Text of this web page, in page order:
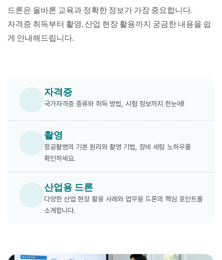
드론은 올바론 교육과 정확한 정보가 가장 중요합니다.
자격증 취득부터 활영, 산업 현장 활용까지 궁금한 내용을 쉽
게 안내해드립니다.
자격증
국가자격증 종류와 취득 방법, 시험 정보까지 한눈에!
촬영
항공촬영의 기본 원리와 촬영 기법, 장비 세팅 노하우를
확인하세요.
산업용 드론
다양한 산업 현장 활용 사례와 업무용 드론의 핵심 포인트를
소개합니다.